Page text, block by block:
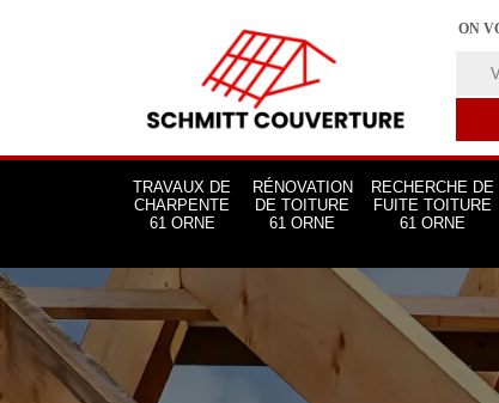
ON
TRAVAUX DE
CHARPENTE
61 ORNE
RÉNOVATION
DE TOITURE
61 ORNE
RECHERCHE DE
FUITE TOITURE
61 ORNE